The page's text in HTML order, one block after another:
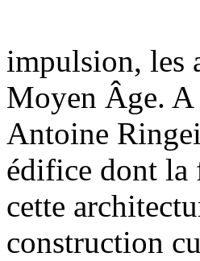
impulsion, les
Moyen Âge. A
Antoine
édifice dont la
cette
construction